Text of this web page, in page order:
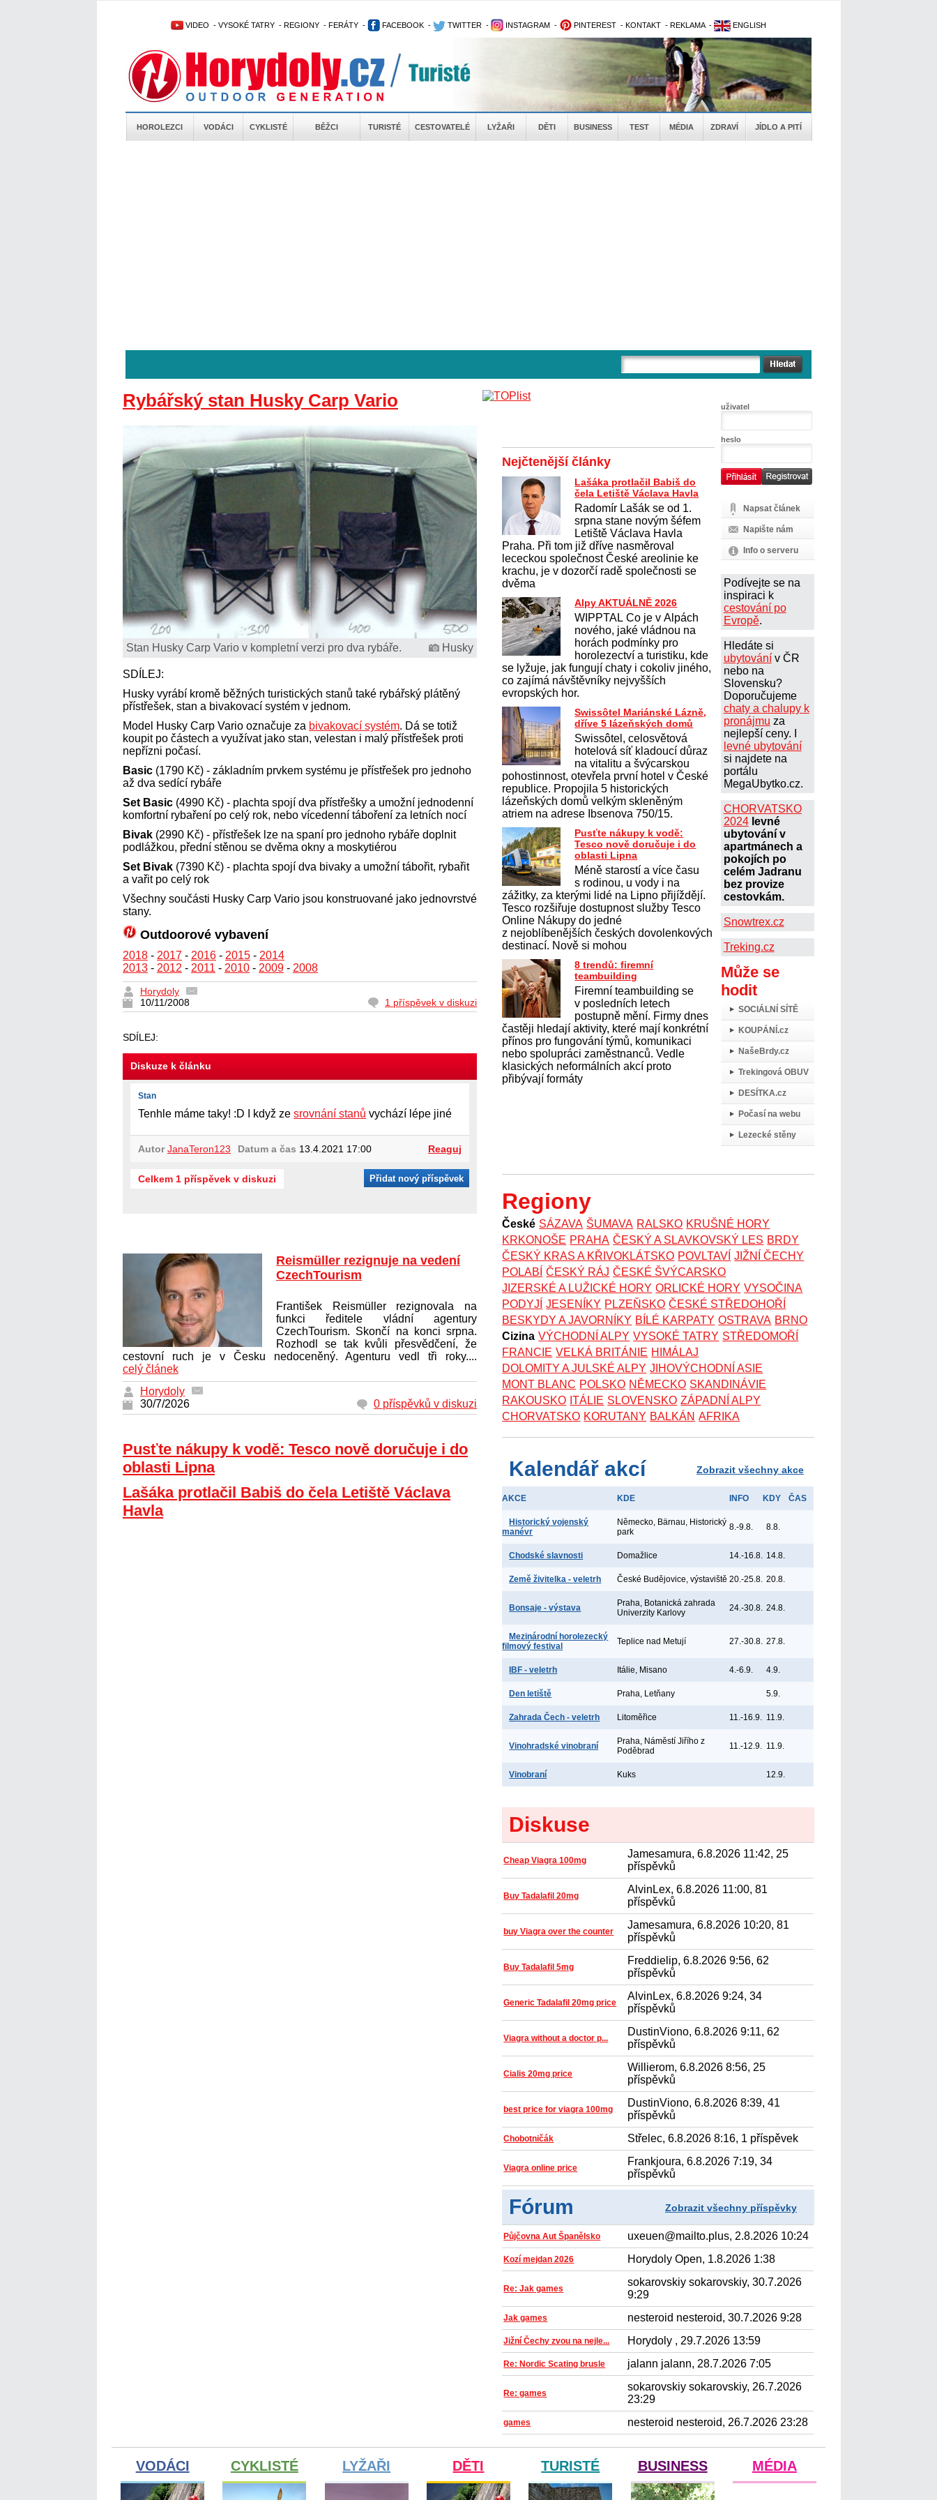
VIDEO - VYSOKÉ TATRY - REGIONY - FERÁTY - FACEBOOK - TWITTER - INSTAGRAM - PINTEREST - KONTAKT - REKLAMA - ENGLISH
HOROLEZCI VODÁCI CYKLISTÉ BĚŽCI TURISTÉ CESTOVATELÉ LYŽAŘI DĚTI BUSINESS TEST MÉDIA ZDRAVÍ JÍDLO A PITÍ
Rybářský stan Husky Carp Vario
Stan Husky Carp Vario v kompletní verzi pro dva rybáře. Husky
SDÍLEJ:
Husky vyrábí kromě běžných turistických stanů také rybářský plátěný
přístřešek, stan a bivakovací systém v jednom.
Model Husky Carp Vario označuje za bivakovací systém. Dá se totiž
koupit po částech a využívat jako stan, velestan i malý přístřešek proti
nepřízni počasí.
Basic (1790 Kč) - základním prvkem systému je přístřešek pro jednoho
až dva sedící rybáře
Set Basic (4990 Kč) - plachta spojí dva přístřešky a umožní jednodenní
komfortní rybaření po celý rok, nebo vícedenní táboření za letních nocí
Bivak (2990 Kč) - přístřešek lze na spaní pro jednoho rybáře doplnit
podlážkou, přední stěnou se dvěma okny a moskytiérou
Set Bivak (7390 Kč) - plachta spojí dva bivaky a umožní tábořit, rybařit
a vařit po celý rok
Všechny součásti Husky Carp Vario jsou konstruované jako jednovrstvé
stany.
Outdoorové vybavení
2018 - 2017 - 2016 - 2015 - 2014
2013 - 2012 - 2011 - 2010 - 2009 - 2008
Horydoly
10/11/2008
1 příspěvek v diskuzi
SDÍLEJ:
Diskuze k článku
Stan
Tenhle máme taky! :D I když ze srovnání stanů vychází lépe jiné
Autor JanaTeron123 Datum a čas 13.4.2021 17:00 Reaguj
Celkem 1 příspěvek v diskuzi Přidat nový příspěvek
Reismüller rezignuje na vedení
CzechTourism
František Reismüller rezignovala na
funkci ředitele vládní agentury
CzechTourism. Skončí na konci srpna.
Rozhodl se tak kvůli přesvědčení, že
cestovní ruch je v Česku nedoceněný. Agenturu vedl tři roky....
celý článek
Horydoly
30/7/2026
0 příspěvků v diskuzi
Pusťte nákupy k vodě: Tesco nově doručuje i do
oblasti Lipna
Lašáka protlačil Babiš do čela Letiště Václava
Havla
uživatel
heslo
Napsat článek
Napište nám
Info o serveru
Podívejte se na
inspiraci k
cestování po
Evropě.
Hledáte si
ubytovánív ČR
nebo na
Slovensku?
Doporučujeme
chaty a chalupy k
pronájmu za
nejlepší ceny. I
levné ubytování
si najdete na
portálu
MegaUbytko.cz.
CHORVATSKO
2024 levné
ubytování v
apartmánech a
pokojích po
celém Jadranu
bez provize
cestovkám.
Snowtrex.cz
Treking.cz
Může se
hodit
SOCIÁLNÍ SÍTĚ
KOUPÁNÍ.cz
NašeBrdy.cz
Trekingová OBUV
DESÍTKA.cz
Počasí na webu
Lezecké stěny
Nejčtenější články
Lašáka protlačil Babiš do
čela Letiště Václava Havla
Radomír Lašák se od 1.
srpna stane novým šéfem
Letiště Václava Havla
Praha. Při tom již dříve nasměroval
lececkou společnost České areolinie ke
krachu, je v dozorčí radě společnosti se
dvěma
Alpy AKTUÁLNĚ 2026
WIPPTAL Co je v Alpách
nového, jaké vládnou na
horách podmínky pro
horolezectví a turistiku, kde
se lyžuje, jak fungují chaty i cokoliv jiného,
co zajímá návštěvníky nejvyšších
evropských hor.
Swissôtel Mariánské Lázně,
dříve 5 lázeňských domů
Swissôtel, celosvětová
hotelová síť kladoucí důraz
na vitalitu a švýcarskou
pohostinnost, otevřela první hotel v České
republice. Propojila 5 historických
lázeňských domů velkým skleněným
atriem na adrese Ibsenova 750/15.
Pusťte nákupy k vodě:
Tesco nově doručuje i do
oblasti Lipna
Méně starostí a více času
s rodinou, u vody i na
zážitky, za kterými lidé na Lipno přijíždějí.
Tesco rozšiřuje dostupnost služby Tesco
Online Nákupy do jedné
z nejoblíbenějších českých dovolenkových
destinací. Nově si mohou
8 trendů: firemní
teambuilding
Firemní teambuilding se
v posledních letech
postupně mění. Firmy dnes
častěji hledají aktivity, které mají konkrétní
přínos pro fungování týmů, komunikaci
nebo spolupráci zaměstnanců. Vedle
klasických neformálních akcí proto
přibývají formáty
Regiony
České SÁZAVA ŠUMAVA RALSKO KRUŠNÉ HORY
KRKONOŠE PRAHA ČESKÝ A SLAVKOVSKÝ LES BRDY
ČESKÝ KRAS A KŘIVOKLÁTSKO POVLTAVÍ JIŽNÍ ČECHY
POLABÍ
ČESKÝ RÁJ ČESKÉ ŠVÝCARSKO
JIZERSKÉ A LUŽICKÉ HORY ORLICKÉ HORY VYSOČINA
PODYJÍ
JESENÍKY PLZEŇSKO ČESKÉ STŘEDOHOŘÍ
BESKYDY A JAVORNÍKY BÍLÉ KARPATY OSTRAVA BRNO
Cizina VÝCHODNÍ ALPY VYSOKÉ TATRY STŘEDOMOŘÍ
FRANCIE VELKÁ BRITÁNIE HIMÁLAJ
DOLOMITY A JULSKÉ ALPY JIHOVÝCHODNÍ ASIE
MONT BLANC POLSKO NĚMECKO SKANDINÁVIE
RAKOUSKO ITÁLIE SLOVENSKO ZÁPADNÍ ALPY
CHORVATSKO KORUTANY BALKÁN AFRIKA
Kalendář akcí Zobrazit všechny akce
AKCE KDE INFO KDY ČAS
Historický vojenský
manévr
Německo, Bärnau, Historický
park
8.-9.8. 8.8.
Chodské slavnosti Domažlice 14.-16.8. 14.8.
Země živitelka - veletrh České Budějovice, výstaviště 20.-25.8. 20.8.
Bonsaje - výstava
Praha, Botanická zahrada
Univerzity Karlovy
24.-30.8. 24.8.
Mezinárodní horolezecký
filmový festival
Teplice nad Metují 27.-30.8. 27.8.
IBF - veletrh Itálie, Misano 4.-6.9. 4.9.
Den letiště Praha, Letňany 5.9.
Zahrada Čech - veletrh Litoměřice 11.-16.9. 11.9.
Vinohradské vinobraní
Praha, Náměstí Jiřího z
Poděbrad
11.-12.9. 11.9.
Vinobraní Kuks 12.9.
Diskuse
Cheap Viagra 100mg
Jamesamura, 6.8.2026 11:42, 25
příspěvků
Buy Tadalafil 20mg
AlvinLex, 6.8.2026 11:00, 81
příspěvků
buy Viagra over the counter
Jamesamura, 6.8.2026 10:20, 81
příspěvků
Buy Tadalafil 5mg
Freddielip, 6.8.2026 9:56, 62
příspěvků
Generic Tadalafil 20mg price
AlvinLex, 6.8.2026 9:24, 34
příspěvků
Viagra without a doctor p...
DustinViono, 6.8.2026 9:11, 62
příspěvků
Cialis 20mg price
Willierom, 6.8.2026 8:56, 25
příspěvků
best price for viagra 100mg
DustinViono, 6.8.2026 8:39, 41
příspěvků
Chobotničák Střelec, 6.8.2026 8:16, 1 příspěvek
Viagra online price
Frankjoura, 6.8.2026 7:19, 34
příspěvků
Fórum Zobrazit všechny příspěvky
Půjčovna Aut Španělsko uxeuen@mailto.plus, 2.8.2026 10:24
Kozí mejdan 2026 Horydoly Open, 1.8.2026 1:38
Re: Jak games
sokarovskiy sokarovskiy, 30.7.2026
9:29
Jak games nesteroid nesteroid, 30.7.2026 9:28
Jižní Čechy zvou na nejle... Horydoly , 29.7.2026 13:59
Re: Nordic Scating brusle jalann jalann, 28.7.2026 7:05
Re: games
sokarovskiy sokarovskiy, 26.7.2026
23:29
games nesteroid nesteroid, 26.7.2026 23:28
VODÁCI CYKLISTÉ LYŽAŘI DĚTI TURISTÉ BUSINESS MÉDIA